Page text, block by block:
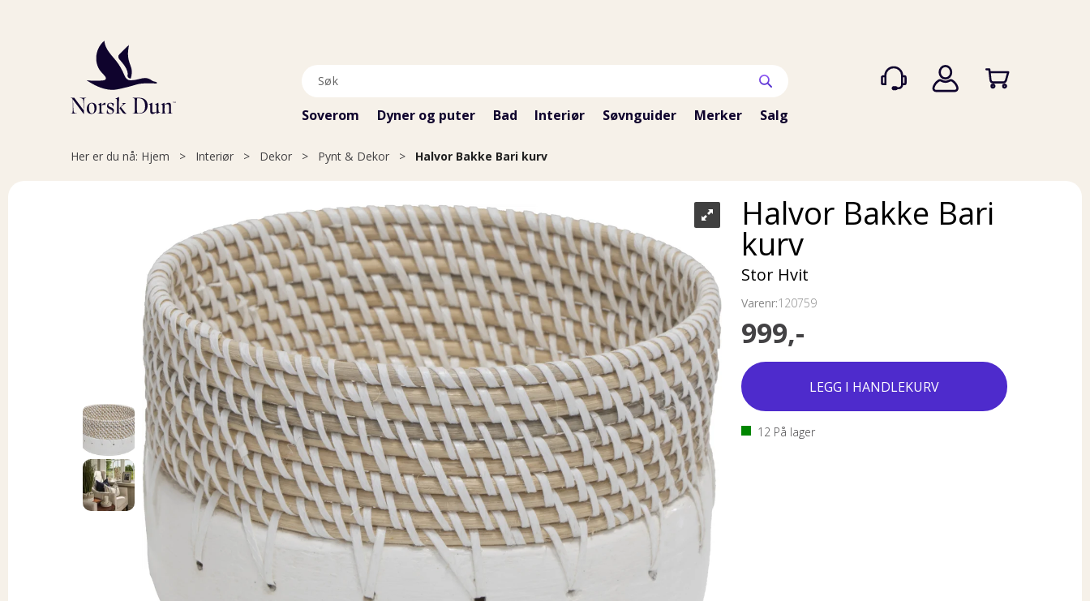
Soverom Dyner og puter Bad Interiør Søvnguider Merker Salg
Her er du nå: Hjem > Interiør > Dekor > Pynt & Dekor > Halvor Bakke Bari kurv
Halvor Bakke Bari
kurv
Stor Hvit
Varenr:120759
999,-
12 På lager